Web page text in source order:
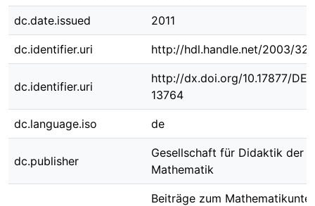
dc.date.issued 2011
dc.identifier.uri http://hdl.handle.net/2003/
dc.identifier.uri
http://dx.doi.org/10.17877/
13764
dc.language.iso de
dc.publisher
Gesellschaft für Didaktik der
Mathematik
Beiträge zum